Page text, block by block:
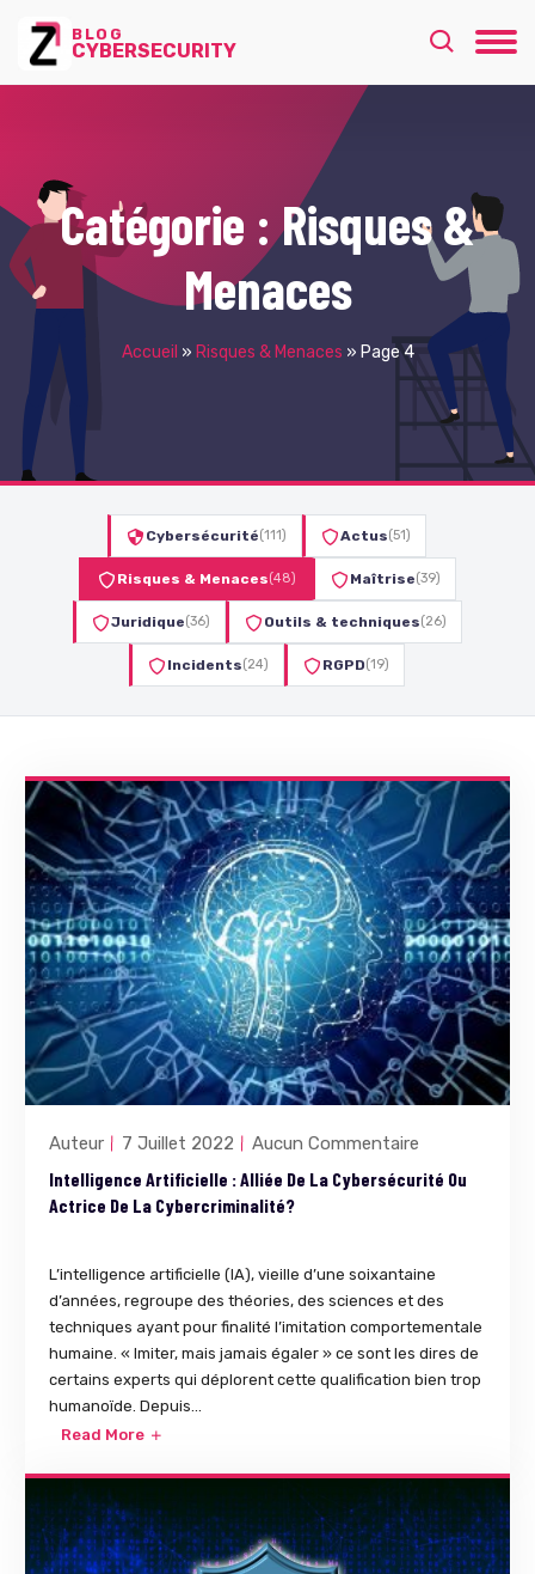
BLOG
CYBERSECURITY
Catégorie :Risques &
Menaces
Accueil » Risques & Menaces » Page 4
Cybersécurité(111) Actus(51)
Risques & Menaces(48) Maîtrise(39)
Juridique(36) Outils & techniques(26)
Incidents(24) RGPD(19)
Auteur 7 Juillet 2022 Aucun Commentaire
Intelligence Artificielle : Alliée De La Cybersécurité Ou
Actrice De La Cybercriminalité?
L’intelligence artificielle (IA), vieille d’une soixantaine
d’années, regroupe des théories, des sciences et des
techniques ayant pour finalité l’imitation comportementale
humaine. « Imiter, mais jamais égaler » ce sont les dires de
certains experts qui déplorent cette qualification bien trop
humanoïde. Depuis...
Read More